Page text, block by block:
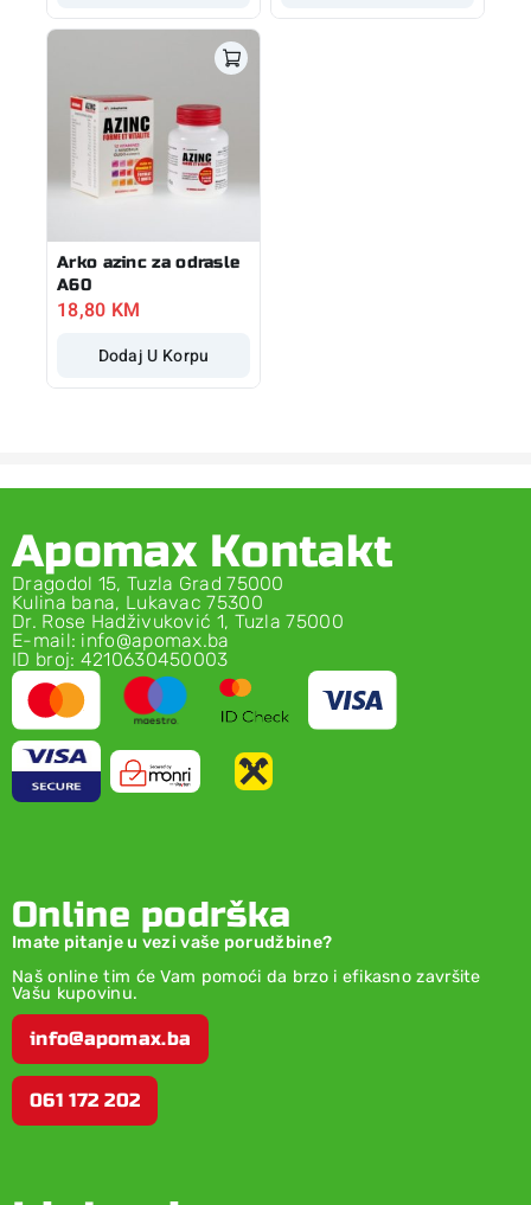
Arko azinc za odrasle
A60
18,80 KM
Dodaj U Korpu
Apomax Kontakt
Dragodol 15, Tuzla Grad 75000
Kulina bana, Lukavac 75300
Dr. Rose Hadživuković 1, Tuzla 75000
E-mail: info@apomax.ba
ID broj: 4210630450003
Online podrška
Imate pitanje u vezi vaše porudžbine?
Naš online tim će Vam pomoći da brzo i efikasno završite
Vašu kupovinu.
info@apomax.ba
061 172 202